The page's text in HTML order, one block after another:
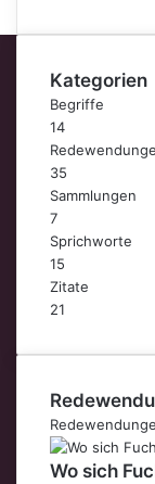
Kategorien
Begriffe
14
35
Sammlungen
7
Sprichworte
15
Zitate
21
Wo sich